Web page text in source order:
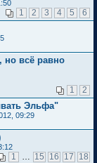
1 2 3 4 5 6
но всё равно
1 2
Эльфа"
09:29
1 15 16 17 18